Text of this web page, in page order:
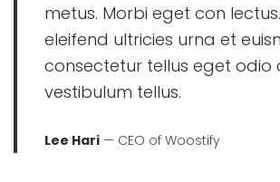
metus. Morbi eget con
eleifend ultricies urna et
consectetur tellus eget odio
vestibulum tellus.
Lee Hari — CEO of Woostify